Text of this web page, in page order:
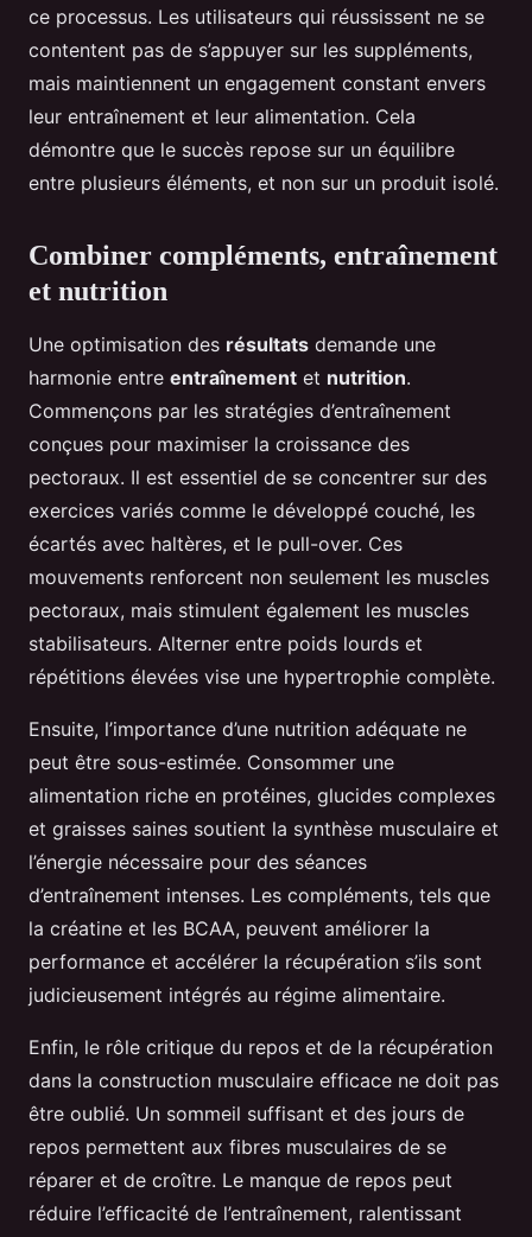
ce processus. Les utilisateurs qui réussissent ne se
contentent pas de s’appuyer sur les suppléments,
mais maintiennent un engagement constant envers
leur entraînement et leur alimentation. Cela
démontre que le succès repose sur un équilibre
entre plusieurs éléments, et non sur un produit isolé.
Combiner compléments, entraînement
et nutrition
Une optimisation des résultats demande une
harmonie entre entraînement et nutrition.
Commençons par les stratégies d’entraînement
conçues pour maximiser la croissance des
pectoraux. Il est essentiel de se concentrer sur des
exercices variés comme le développé couché, les
écartés avec haltères, et le pull-over. Ces
mouvements renforcent non seulement les muscles
pectoraux, mais stimulent également les muscles
stabilisateurs. Alterner entre poids lourds et
répétitions élevées vise une hypertrophie complète.
Ensuite, l’importance d’une nutrition adéquate ne
peut être sous-estimée. Consommer une
alimentation riche en protéines, glucides complexes
et graisses saines soutient la synthèse musculaire et
l’énergie nécessaire pour des séances
d’entraînement intenses. Les compléments, tels que
la créatine et les BCAA, peuvent améliorer la
performance et accélérer la récupération s’ils sont
judicieusement intégrés au régime alimentaire.
Enfin, le rôle critique du repos et de la récupération
dans la construction musculaire efficace ne doit pas
être oublié. Un sommeil suffisant et des jours de
repos permettent aux fibres musculaires de se
réparer et de croître. Le manque de repos peut
réduire l’efficacité de l’entraînement, ralentissant